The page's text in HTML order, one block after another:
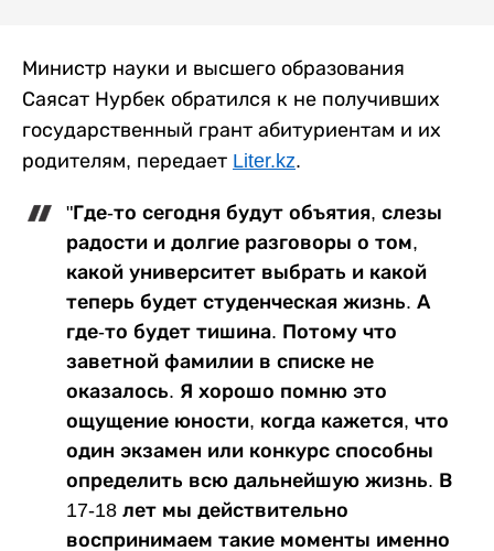
Министр науки и высшего образования
Саясат Нурбек обратился к не получивших
государственный грант абитуриентам и их
родителям, передает Liter.kz.
"Где-то сегодня будут объятия, слезы
радости и долгие разговоры о том,
какой университет выбрать и какой
теперь будет студенческая жизнь. А
где-то будет тишина. Потому что
заветной фамилии в списке не
оказалось. Я хорошо помню это
ощущение юности, когда кажется, что
один экзамен или конкурс способны
определить всю дальнейшую жизнь. В
17-18 лет мы действительно
воспринимаем такие моменты именно